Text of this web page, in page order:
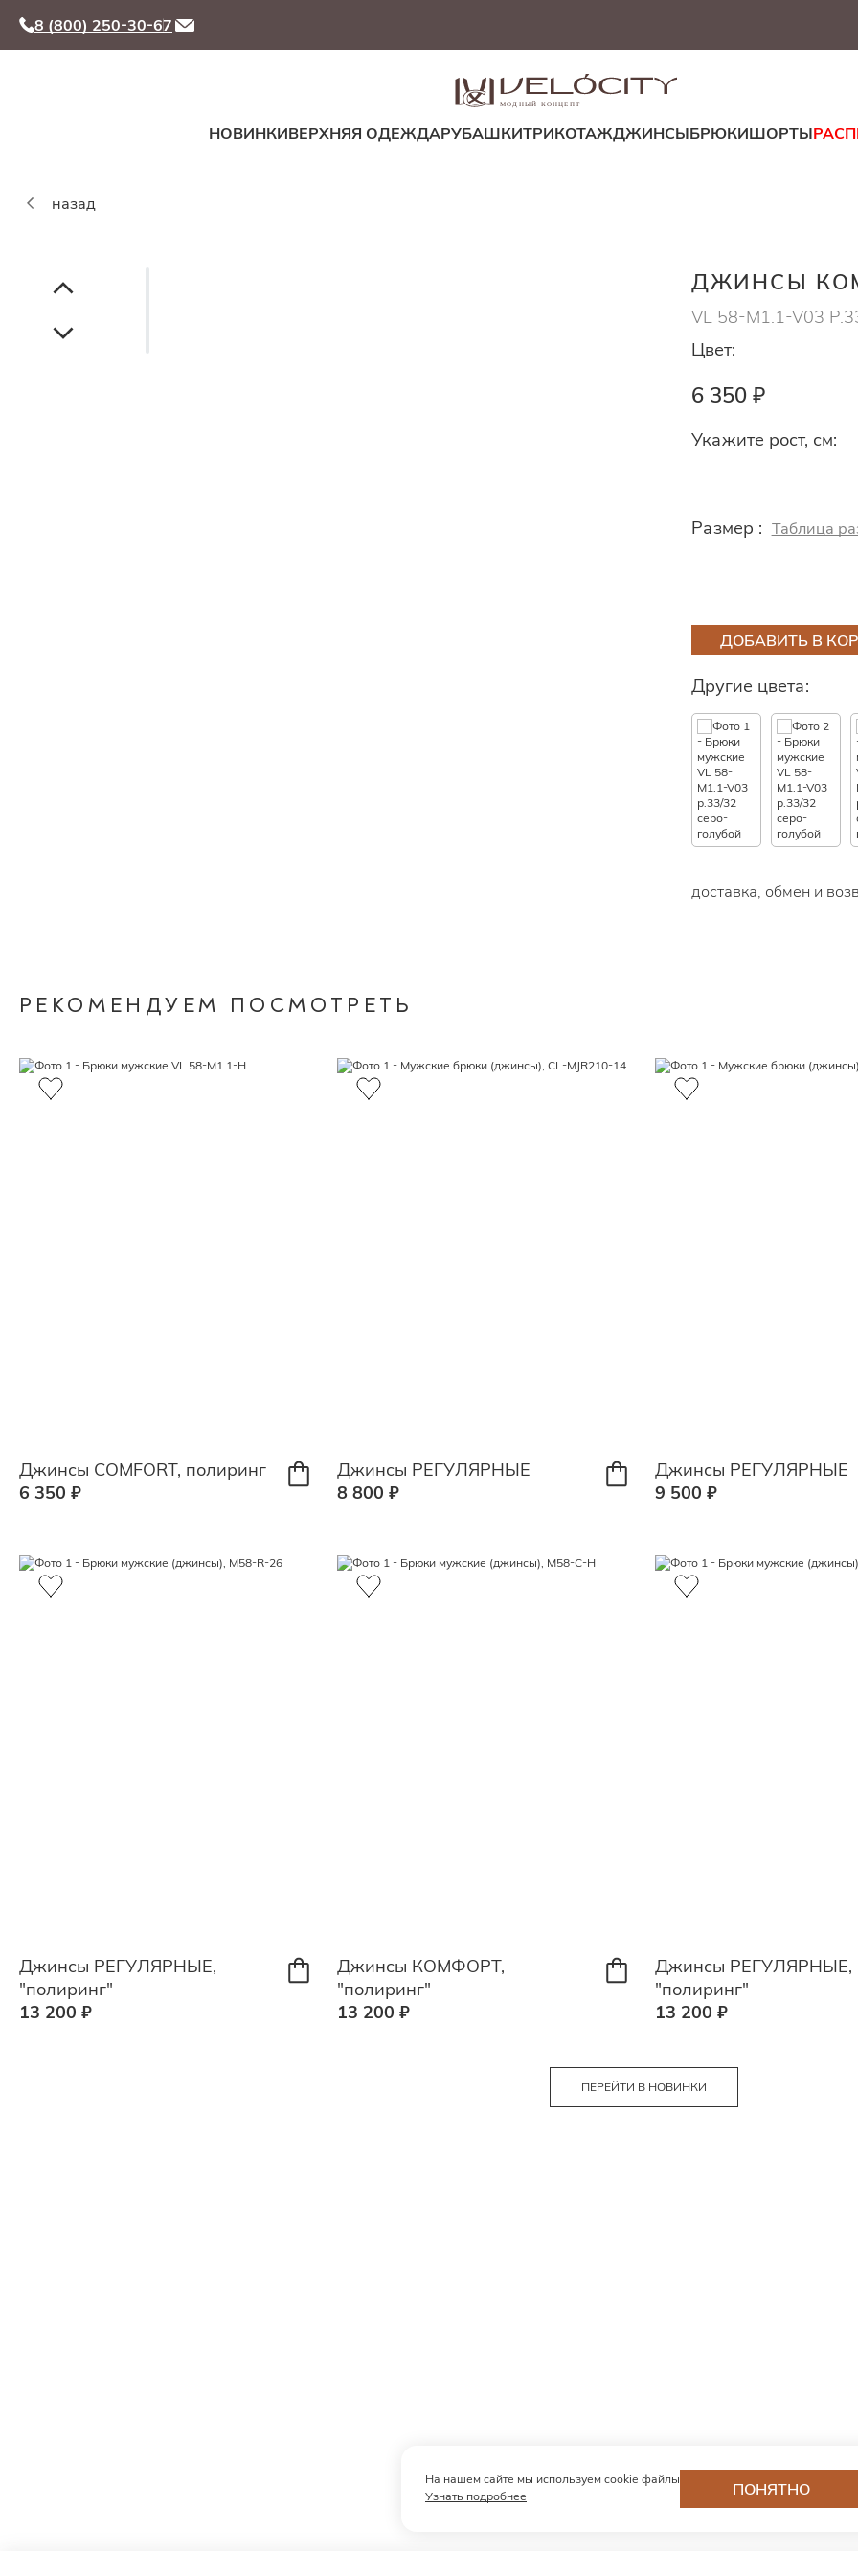
8 (800) 250-30-67
МОДНЫЙ КОНЦЕПТ
НОВИНКИВЕРХНЯЯ ОДЕЖДАРУБАШКИТРИКОТАЖДЖИНСЫБРЮКИШОРТЫ
назад
ДЖИНСЫ
VL 58-M1.1-V03
Цвет:
6 350 ₽
Укажите рост, см:
Размер : Таблица
ДОБАВИТЬ В
Другие цвета:
доставка, обмен и
РЕКОМЕНДУЕМ ПОСМОТРЕТЬ
Джинсы COMFORT, полиринг
6 350 ₽
Джинсы РЕГУЛЯРНЫЕ
8 800 ₽
Джинсы РЕГУЛЯРНЫЕ
9 500 ₽
Джинсы РЕГУЛЯРНЫЕ,
"полиринг"
13 200 ₽
Джинсы КОМФОРТ,
"полиринг"
13 200 ₽
Джинсы РЕГУЛЯРНЫЕ,
"полиринг"
13 200 ₽
ПЕРЕЙТИ В НОВИНКИ
На нашем сайте мы используем cookie файлы
Узнать подробнее
ПОНЯТНО